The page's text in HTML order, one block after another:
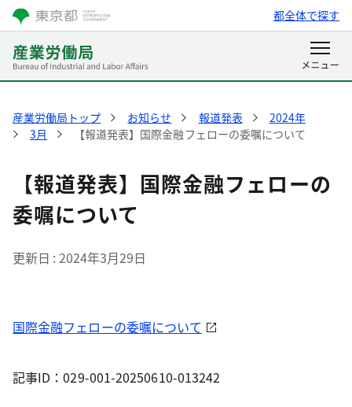
都全体で探す
産業労働局トップ お知らせ 報道発表
2024年
3月
【報道発表】国際金融フェローの委嘱について
【報道発表】国際金融フェローの
委嘱について
更新日 2024年3月29日
国際金融フェローの委嘱について
記事ID：029-001-20250610-013242